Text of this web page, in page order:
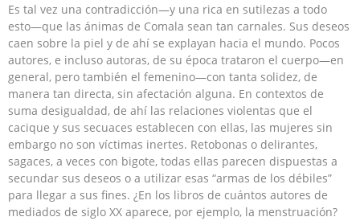
Es tal vez una contradicción—y una rica en sutilezas a todo
esto—que las ánimas de Comala sean tan carnales. Sus deseos
caen sobre la piel y de ahí se explayan hacia el mundo. Pocos
autores, e incluso autoras, de su época trataron el cuerpo—en
general, pero también el femenino—con tanta solidez, de
manera tan directa, sin afectación alguna. En contextos de
suma desigualdad, de ahí las relaciones violentas que el
cacique y sus secuaces establecen con ellas, las mujeres sin
embargo no son víctimas inertes. Retobonas o delirantes,
sagaces, a veces con bigote, todas ellas parecen dispuestas a
secundar sus deseos o a utilizar esas “armas de los débiles”
para llegar a sus fines. ¿En los libros de cuántos autores de
mediados de siglo XX aparece, por ejemplo, la menstruación?